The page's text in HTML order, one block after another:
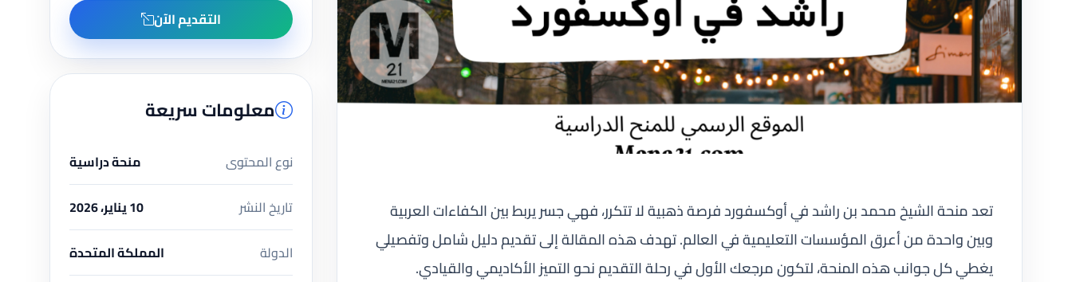
تعد منحة الشيخ محمد بن راشد في أوكسفورد فرصة ذهبية لا تتكرر، فهي جسر يربط بين الكفاءات العربية
وبين واحدة من أعرق المؤسسات التعليمية في العالم. تهدف هذه المقالة إلى تقديم دليل شامل وتفصيلي
يغطي كل جوانب هذه المنحة، لتكون مرجعك الأول في رحلة التقديم نحو التميز الأكاديمي والقيادي.
التقديم الآن
معلومات سريعة
نوع المحتوى
منحة دراسية
تاريخ النشر
10 يناير، 2026
الدولة
المملكة المتحدة